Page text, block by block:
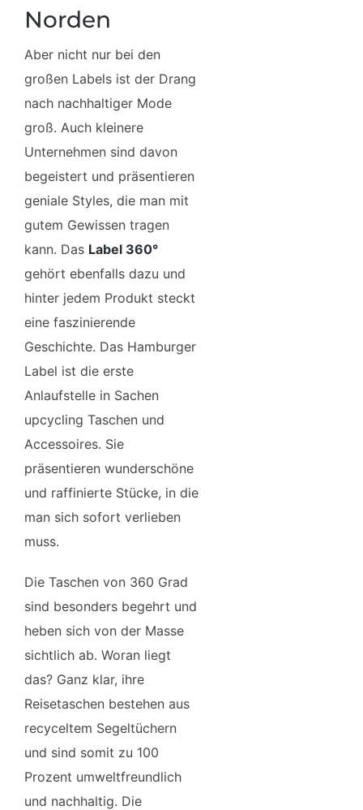
Norden
Aber nicht nur bei den
großen Labels ist der Drang
nach nachhaltiger Mode
groß. Auch kleinere
Unternehmen sind davon
begeistert und präsentieren
geniale Styles, die man mit
gutem Gewissen tragen
kann. Das Label 360°
gehört ebenfalls dazu und
hinter jedem Produkt steckt
eine faszinierende
Geschichte. Das Hamburger
Label ist die erste
Anlaufstelle in Sachen
upcycling Taschen und
Accessoires. Sie
präsentieren wunderschöne
und raffinierte Stücke, in die
man sich sofort verlieben
muss.
Die Taschen von 360 Grad
sind besonders begehrt und
heben sich von der Masse
sichtlich ab. Woran liegt
das? Ganz klar, ihre
Reisetaschen bestehen aus
recyceltem Segeltüchern
und sind somit zu 100
Prozent umweltfreundlich
und nachhaltig. Die